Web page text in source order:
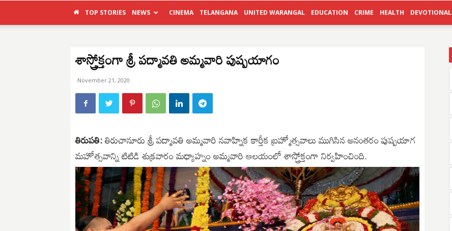
TOP STORIES NEWS CINEMA TELANGANA UNITED WARANGAL EDUCATION CRIME HEALTH DEVOTIONAL
శాస్త్రోక్తంగా శ్రీ పద్మావతి అమ్మవారి పుష్పయాగం
November 21, 2020
తిరుపతి:తిరుచానూరు శ్రీ పద్మావతి అమ్మవారి నవాహ్నిక కార్తీక బ్రహ్మోత్సవాలు ముగిసిన అనంతరం పుష్పయాగ
మహోత్సవాన్ని టిటిడి శుక్ర‌‌వారం మ‌ధ్యాహ్నం అమ్మవారి ఆలయంలో శాస్త్రోక్తంగా నిర్వహించింది.